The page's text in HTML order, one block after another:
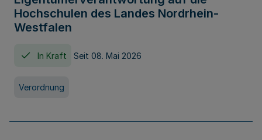
Hochschulen des Landes Nordrhein-
Westfalen
In Kraft Seit 08. Mai 2026
Verordnung